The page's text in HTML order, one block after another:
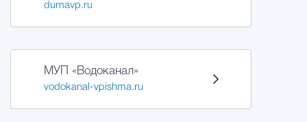
dumavp.ru
МУП «Водоканал»
vodokanal-vpishma.ru